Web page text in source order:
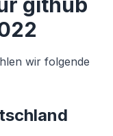
wir folgende